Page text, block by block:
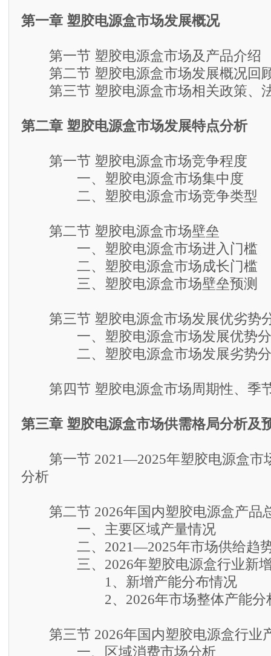
第一章 塑胶电源盒市场发展概况
第一节 塑胶电源盒市场及产品介绍
第二节 塑胶电源盒市场发展概况回
第三节 塑胶电源盒市场相关政策、
第二章 塑胶电源盒市场发展特点分析
第一节 塑胶电源盒市场竞争程度
一、塑胶电源盒市场集中度
二、塑胶电源盒市场竞争类型
第二节 塑胶电源盒市场壁垒
一、塑胶电源盒市场进入门槛
二、塑胶电源盒市场成长门槛
三、塑胶电源盒市场壁垒预测
第三节 塑胶电源盒市场发展优劣势
一、塑胶电源盒市场发展优势分
二、塑胶电源盒市场发展劣势分
第四节 塑胶电源盒市场周期性、季
第三章 塑胶电源盒市场供需格局分析及
第一节 2021—2025年塑胶电源盒市
分析
第二节 2026年国内塑胶电源盒产品
一、主要区域产量情况
二、2021—2025年市场供给趋势
三、2026年塑胶电源盒行业新增
1、新增产能分布情况
2、2026年市场整体产能分
第三节 2026年国内塑胶电源盒行业
一、区域消费市场分析